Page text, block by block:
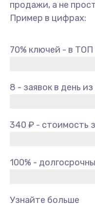
продажи, а не
Пример в цифрах:
70% ключей - в ТОП
8 - заявок в день
340 ₽ - стоимость
100% -
Узнайте больше